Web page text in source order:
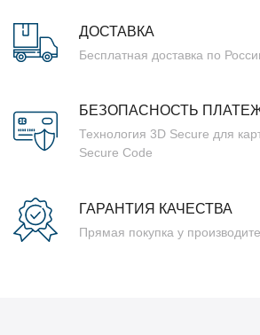
ДОСТАВКА
Бесплатная доставка по
БЕЗОПАСНОСТЬ
Технология 3D Secure для
Secure Code
ГАРАНТИЯ КАЧЕСТВА
Прямая покупка у